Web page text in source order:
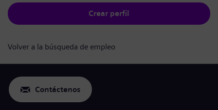
Crear perfil
Volver a la búsqueda de empleo
Contáctenos